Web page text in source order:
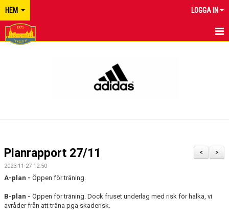
HEM LOGGA IN
>
<
Planrapport 27/11
2023-11-27 12:50
A-plan - Öppen för träning.
B-plan - Öppen för träning. Dock fruset underlag med risk för halka, vi
avråder från att träna pga skaderisk.